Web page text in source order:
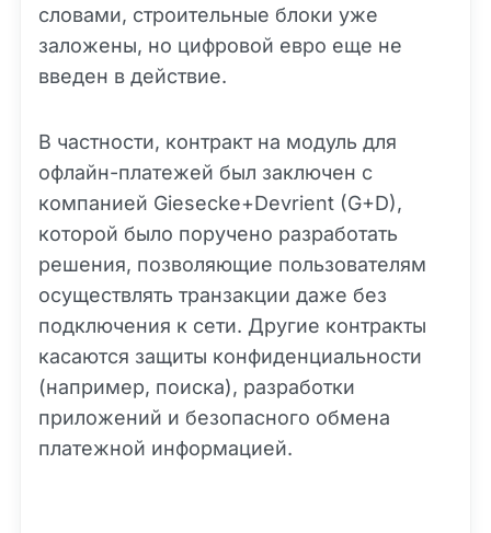
словами, строительные блоки уже
заложены, но цифровой евро еще не
введен в действие.
В частности, контракт на модуль для
офлайн-платежей был заключен с
компанией Giesecke+Devrient (G+D),
которой было поручено разработать
решения, позволяющие пользователям
осуществлять транзакции даже без
подключения к сети. Другие контракты
касаются защиты конфиденциальности
(например, поиска), разработки
приложений и безопасного обмена
платежной информацией.